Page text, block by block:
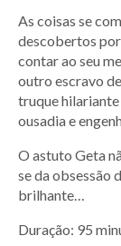
As coisas se
descobertos
contar ao seu
outro escravo
truque hilariante
ousadia e
O astuto Geta
se da obsessão
brilhante…
Duração: 95